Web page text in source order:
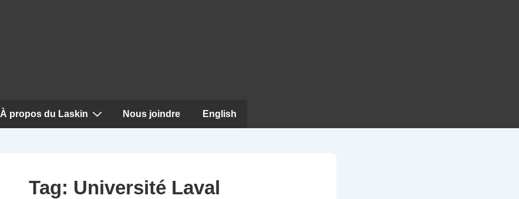
À propos du Laskin Nous joindre English
Tag: Université Laval